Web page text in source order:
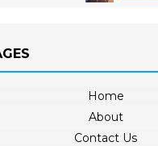
Home
About
Contact Us